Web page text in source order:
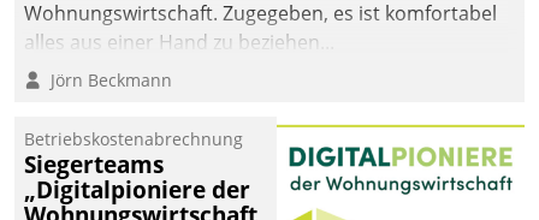
Wohnungswirtschaft. Zugegeben, es ist komfortabel
alles aus einer Hand zu beziehen...
Jörn Beckmann
Betriebskostenabrechnung
Siegerteams
„Digitalpioniere der